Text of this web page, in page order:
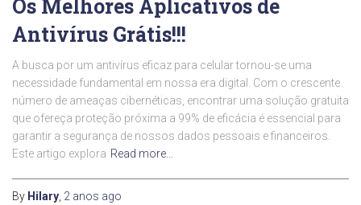
Os Melhores Aplicativos de
Antivírus Grátis!!!
A busca por um antivírus eficaz para celular tornou-se uma
necessidade fundamental em nossa era digital. Com o crescente
número de ameaças cibernéticas, encontrar uma solução gratuita
que ofereça proteção próxima a 99% de eficácia é essencial para
garantir a segurança de nossos dados pessoais e financeiros.
Este artigo explora Read more…
By Hilary 2 anos ago